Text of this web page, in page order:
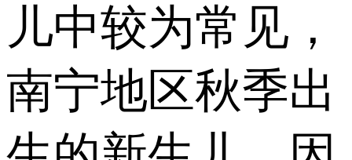
儿中较为常见，
南宁地区秋季出